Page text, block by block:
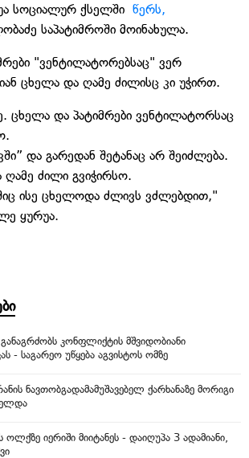
სოციალურ ქსელში წერს,
საპატიმროში მოინახულა.
"ვენტილატორებსაც" ვერ
ცხელა და ღამე ძილისც კი უჭირთ.
ცხელა და პატიმრები ვენტილატორსაც
და გარედან შეტანაც არ შეიძლება.
ძილი გვიჭირსო.
ისე ცხელოდა ძლივს ვძლებდით,"
ყურუა.
კონფლიქტის მშვიდობიანი
- საგარეო უწყება აგვისტოს ომზე
ნავთობგადამამუშავებელ ქარხანაზე მორიგი
ოლქზე იერიში მიიტანეს - დაიღუპა 3 ადამიანი,